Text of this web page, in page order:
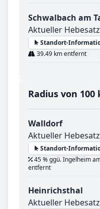
Schwalbach am
Aktueller
Standort-
39.49 km entfernt
Radius von 100
Walldorf
Aktueller
Standort-
45 % ggü. Ingelheim
entfernt
Heinrichsthal
Aktueller